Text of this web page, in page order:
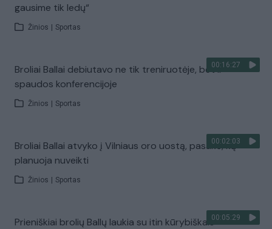
gausime tik ledų“
Žinios Sportas
00:16:27
Broliai Ballai debiutavo ne tik treniruotėje, bet ir
spaudos konferencijoje
Žinios Sportas
00:02:03
Broliai Ballai atvyko į Vilniaus oro uostą, pasakė, ką
planuoja nuveikti
Žinios Sportas
00:05:29
Prieniškiai brolių Ballų laukia su itin kūrybiškais